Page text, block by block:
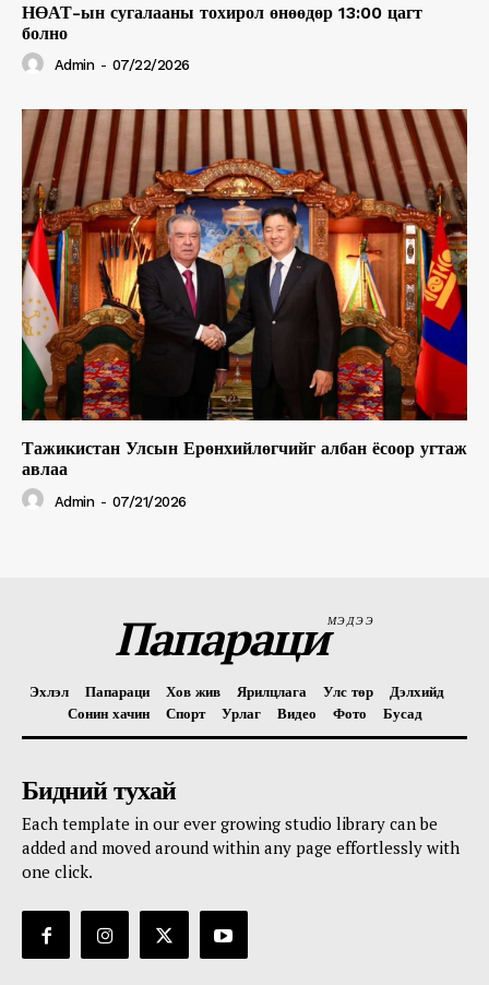
НӨАТ-ын сугалааны тохирол өнөөдөр 13:00 цагт
болно
Admin - 07/22/2026
Тажикистан Улсын Ерөнхийлөгчийг албан ёсоор угтаж
авлаа
Admin - 07/21/2026
ПапарациМЭДЭЭ
Эхлэл Папараци Хов жив Ярилцлага Улс төр
Дэлхийд
Сонин хачин
Спорт Урлаг Видео Фото Бусад
Бидний тухай
Each template in our ever growing studio library can be
added and moved around within any page effortlessly with
one click.